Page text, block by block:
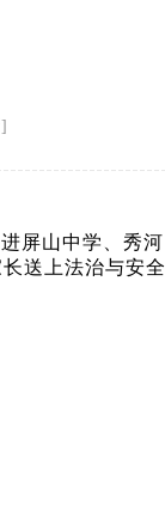
屏山中学、秀河
送上法治与安全